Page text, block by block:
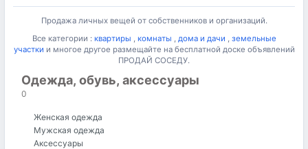
Продажа личных вещей от собственников и организаций.
Все категории : квартиры , комнаты , дома и дачи , земельные
участки и многое другое размещайте на бесплатной доске объявлений
ПРОДАЙ СОСЕДУ.
Одежда, обувь, аксессуары
0
Женская одежда
Мужская одежда
Аксессуары